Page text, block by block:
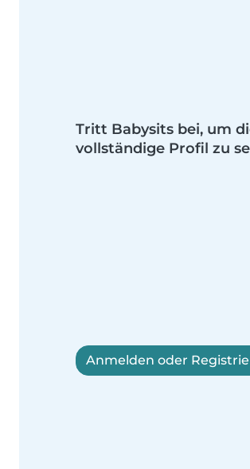
Tritt Babysits bei, um
vollständige Profil zu
Anmelden oder